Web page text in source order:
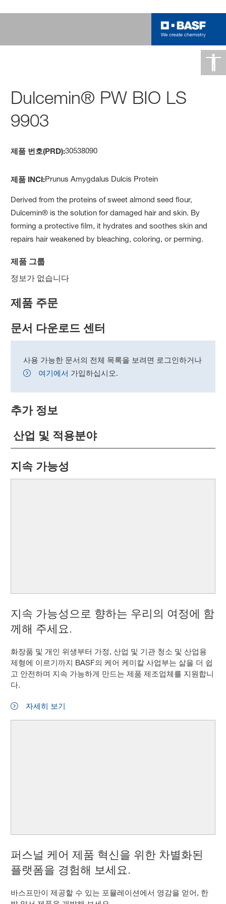
Dulcemin® PW BIO LS
9903
제품 번호(PRD):30538090
제품 INCI:Prunus Amygdalus Dulcis Protein
Derived from the proteins of sweet almond seed flour,
Dulcemin® is the solution for damaged hair and skin. By
forming a protective film, it hydrates and soothes skin and
repairs hair weakened by bleaching, coloring, or perming.
제품 그룹
정보가 없습니다
제품 주문
문서 다운로드 센터
사용 가능한 문서의 전체 목록을 보려면 로그인하거나
여기에서 가입하십시오.
추가 정보
산업 및 적용분야
지속 가능성
지속 가능성으로 향하는 우리의 여정에 함
께해 주세요.
화장품 및 개인 위생부터 가정, 산업 및 기관 청소 및 산업용
제형에 이르기까지 BASF의 케어 케미칼 사업부는 삶을 더 쉽
고 안전하며 지속 가능하게 만드는 제품 제조업체를 지원합니
다.
자세히 보기
퍼스널 케어 제품 혁신을 위한 차별화된
플랫폼을 경험해 보세요.
바스프만이 제공할 수 있는 포뮬레이션에서 영감을 얻어, 한